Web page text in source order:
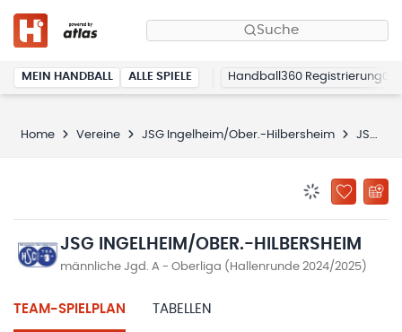
Suche
MEIN HANDBALL ALLE SPIELE Handball360 Registrierung
Home Vereine JSG Ingelheim/Ober.-Hilbersheim JSG Ingelheim/Ober.-Hilbersheim
ZU
JSG INGELHEIM/OBER.-HILBERSHEIM
männliche Jgd. A - Oberliga (Hallenrunde 2024/2025)
TEAM-SPIELPLAN TABELLEN